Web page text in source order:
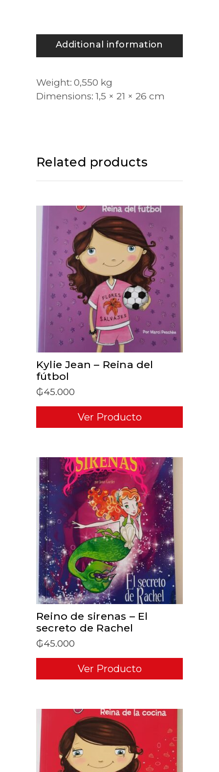
Additional information
Weight 0,550 kg
Dimensions 1,5 × 21 × 26 cm
Related products
ADD TO CART
Kylie Jean – Reina del
fútbol
₲45.000
Ver Producto
ADD TO CART
Reino de sirenas – El
secreto de Rachel
₲45.000
Ver Producto